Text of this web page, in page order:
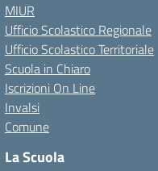
MIUR
Ufficio Scolastico Regionale
Ufficio Scolastico Territoriale
Scuola in Chiaro
Iscrizioni On Line
Invalsi
Comune
La Scuola